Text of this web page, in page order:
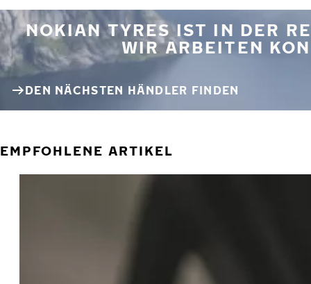
NOKIAN TYRES IST IN DER
WIR ARBEITEN
DEN NÄCHSTEN HÄNDLER FINDEN
EMPFOHLENE ARTIKEL